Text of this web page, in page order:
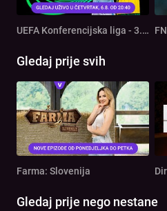
UEFA Konferencijska liga - 3. pretkolo: Rijeka - Ilves
Gledaj prije svih
Farma: Slovenija
Gledaj prije nego nestane